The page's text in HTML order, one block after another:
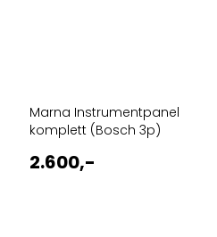
Marna Instrumentpanel
komplett (Bosch 3p)
2.600,-